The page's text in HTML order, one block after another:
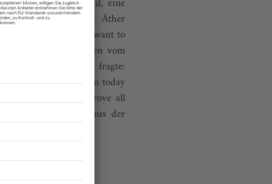
in den Äther
with Europe, but I want to
Tag später überboten vom
David Davis fragte:
that two years from today
repeal or improve all
mit 69 noch nicht aus der